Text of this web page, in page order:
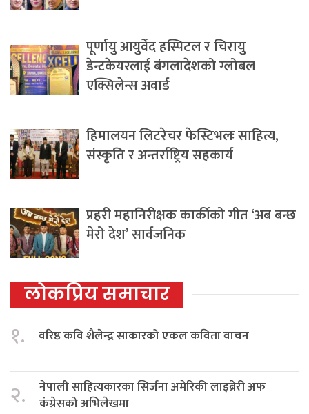
पूर्णायु आयुर्वेद हस्पिटल र चिरायु
डेन्टकेयरलाई बंगलादेशको ग्लोबल
एक्सिलेन्स अवार्ड
हिमालयन लिटरेचर फेस्टिभलः साहित्य,
संस्कृति र अन्तर्राष्ट्रिय सहकार्य
प्रहरी महानिरीक्षक कार्कीको गीत ‘अब बन्छ
मेरो देश’ सार्वजनिक
लोकप्रिय समाचार
१. वरिष्ठ कवि शैलेन्द्र साकारको एकल कविता वाचन
२.
नेपाली साहित्यकारका सिर्जना अमेरिकी लाइब्रेरी अफ
कंग्रेसको अभिलेखमा